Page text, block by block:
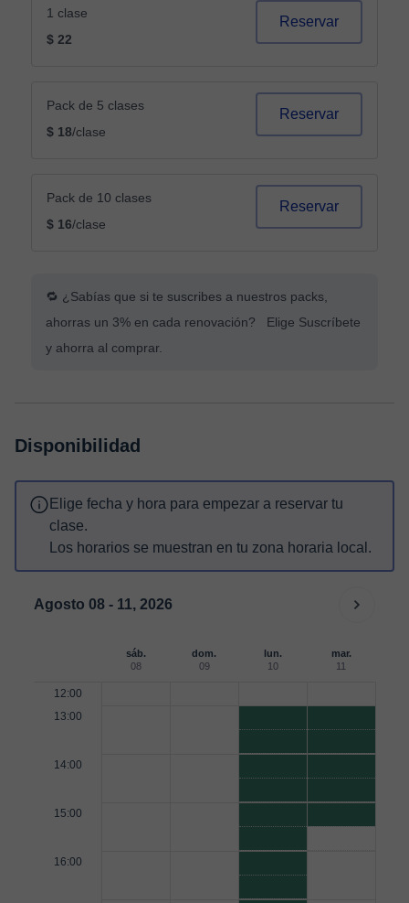
1 clase
$ 22
Reservar
Pack de 5 clases
$ 18/clase
Reservar
Pack de 10 clases
$ 16/clase
Reservar
🔁 ¿Sabías que si te suscribes a nuestros packs,
ahorras un 3% en cada renovación? Elige Suscríbete
y ahorra al comprar.
Disponibilidad
Elige fecha y hora para empezar a reservar tu
clase.
Los horarios se muestran en tu zona horaria local.
Agosto 08 - 11, 2026
sáb.
08
dom.
09
lun.
10
mar.
11
12:00
13:00
14:00
15:00
16:00